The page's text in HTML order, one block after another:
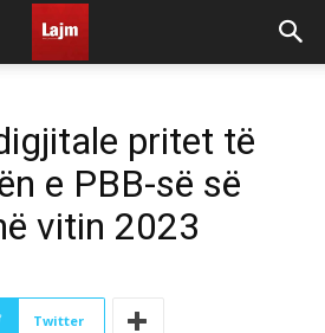
pritet të
e PBB-së së
vitin 2023
Twitter